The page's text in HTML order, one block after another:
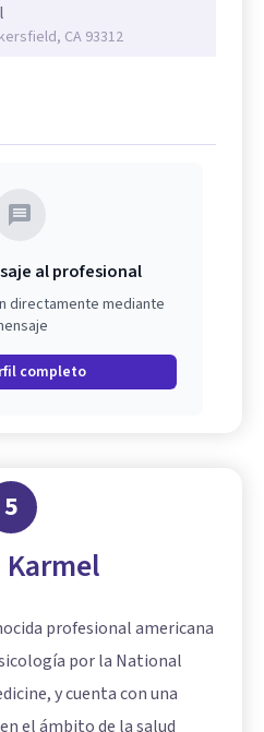
CA 93312
al profesional
directamente mediante
completo
5
profesional americana
por la National
y cuenta con una
el ámbito de la salud